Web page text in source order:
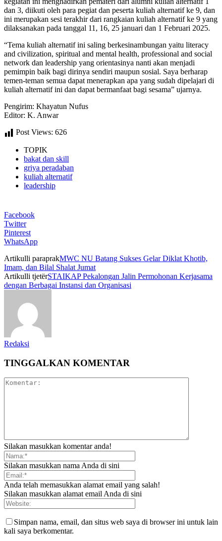
dan 3, diikuti oleh para pegiat dan peserta kuliah alternatif ke 9, dan
ini merupakan sesi terakhir dari rangkaian kuliah alternatif ke 9 yang
dilaksanakan pada tanggal 11, 16, 25 januari dan 1 Februari 2025.
“Tema kuliah alternatif ini saling berkesinambungan yaitu literacy
and civilization, spiritual and mental health, professional and social
network dan leadership yang orientasinya nanti akan menjadi
pemimpin baik bagi dirinya sendiri maupun sosial. Saya berharap
temen-teman semua dapat menerapkan apa yang sudah dipelajari di
kuliah alternatif ini dan dapat bermanfaat bagi sesama” ujarnya.
Pengirim: Khayatun Nufus
Editor: K. Anwar
Post Views: 626
TOPIK
bakat dan skill
griya peradaban
kuliah alternatif
leadership
Facebook
Twitter
Pinterest
WhatsApp
Artikulli paraprakMWC NU Batang Sukses Gelar Diklat Khotib,
Imam, dan Bilal Shalat Jumat
Artikulli tjetërSTAIKAP Pekalongan Jalin Permohonan Kerjasama
dengan Berbagai Instansi dan Organisasi
Redaksi
TINGGALKAN KOMENTAR
Silakan masukkan komentar anda!
Silakan masukkan nama Anda di sini
Anda telah memasukkan alamat email yang salah!
Silakan masukkan alamat email Anda di sini
Simpan nama, email, dan situs web saya di browser ini untuk lain
kali saya berkomentar.